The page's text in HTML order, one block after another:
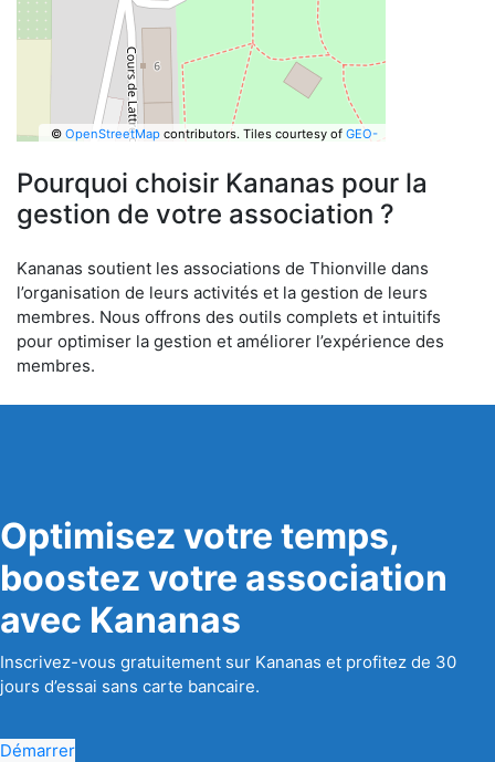
© OpenStreetMapcontributors. Tiles courtesy of GEO-
Pourquoi choisir Kananas pour la
gestion de votre association ?
Kananas soutient les associations de Thionville dans
l’organisation de leurs activités et la gestion de leurs
membres. Nous offrons des outils complets et intuitifs
pour optimiser la gestion et améliorer l’expérience des
membres.
Optimisez votre temps,
boostez votre association
avec Kananas
Inscrivez-vous gratuitement sur Kananas et profitez de 30
jours d’essai sans carte bancaire.
Démarrer